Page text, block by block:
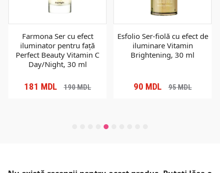
Farmona Ser cu efect
iluminator pentru față
Perfect Beauty Vitamin C
Day/Night, 30 ml
181 MDL 190MDL
Esfolio Ser-fiolă cu efect de
iluminare Vitamin
Brightening, 30 ml
90 MDL 95MDL